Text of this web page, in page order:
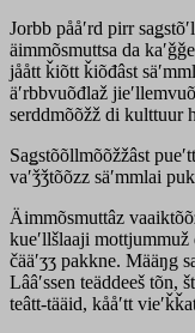
Jorbb pååʹrd pirr
äimmõsmuttsa da
jåått ǩiõtt ǩiõđâst
äʹrbbvuõđlaž
serddmõõžž di kulttuur
Saǥstõõllmõõžžâst
vaʹǯǯtõõzz säʹmmlai
Äimmõsmuttâz
kueʹllšlaaji mottjummuž
čääʹʒʒ pakkne. Määŋg
Lââʹssen teäddeeš tõn,
teâtt-tääid, kååʹtt